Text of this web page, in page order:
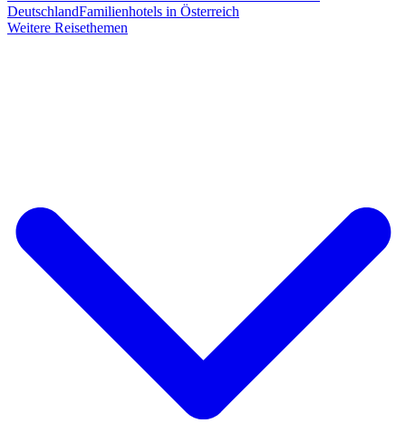
DeutschlandFamilienhotels in Österreich
Weitere Reisethemen